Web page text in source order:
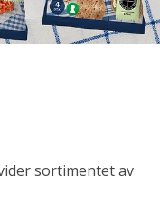
sortimentet av